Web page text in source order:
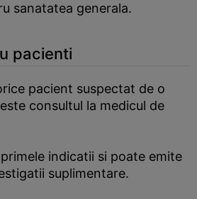
sanatatea generala.
pacienti
pacient suspectat de o
consultul la medicul de
indicatii si poate emite
suplimentare.